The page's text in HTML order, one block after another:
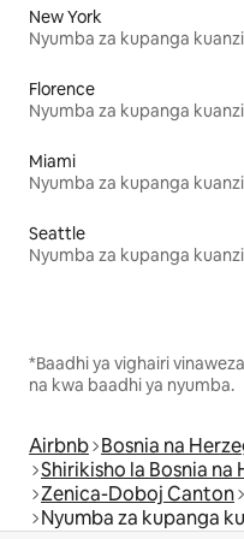
New York
Florence
Miami
Seattle
*Baadhi ya vighairi
na kwa baadhi ya nyumba.
Airbnb Bosnia na
Shirikisho la Bosnia na
Zenica-Doboj Canton
Nyumba za kupanga